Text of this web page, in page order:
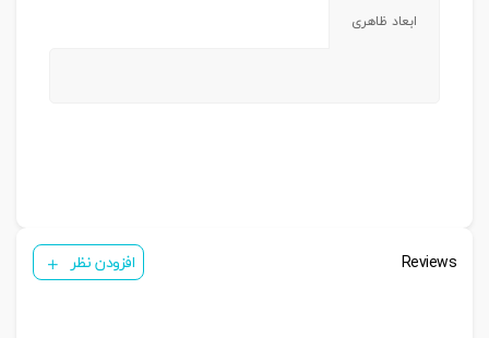
ابعاد ظاهری
Reviews افزودن نظر